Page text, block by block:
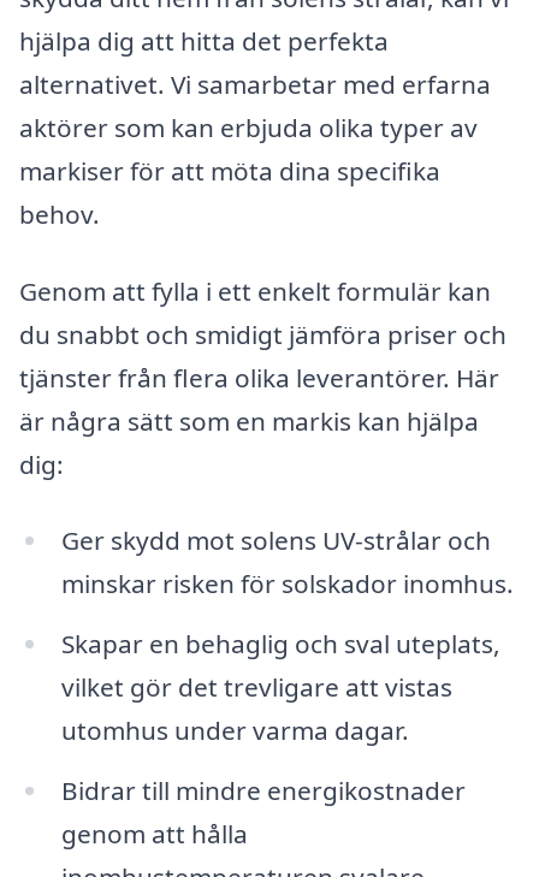
hjälpa dig att hitta det perfekta
alternativet. Vi samarbetar med erfarna
aktörer som kan erbjuda olika typer av
markiser för att möta dina specifika
behov.
Genom att fylla i ett enkelt formulär kan
du snabbt och smidigt jämföra priser och
tjänster från flera olika leverantörer. Här
är några sätt som en markis kan hjälpa
dig:
Ger skydd mot solens UV-strålar och
minskar risken för solskador inomhus.
Skapar en behaglig och sval uteplats,
vilket gör det trevligare att vistas
utomhus under varma dagar.
Bidrar till mindre energikostnader
genom att hålla